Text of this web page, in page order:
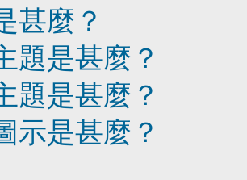
甚麼？
題是甚麼？
題是甚麼？
示是甚麼？